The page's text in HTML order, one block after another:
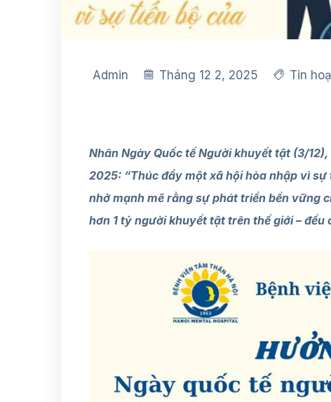
Admin Tháng 12 2, 2025 Tin
Nhân Ngày Quốc tế Người khuyết tật (3/
2025: “Thúc đẩy một xã hội hòa nhập vì
nhở mạnh mẽ rằng sự phát triển bền vững
hơn 1 tỷ người khuyết tật trên thế giới –